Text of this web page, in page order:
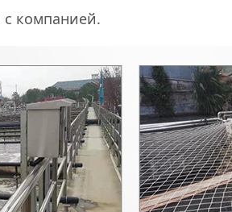
с компанией.